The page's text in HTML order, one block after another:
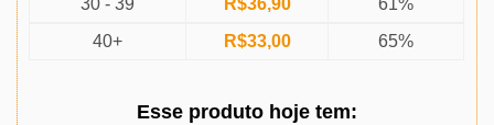
30 - 39
R$36,90
61%
40+
R$33,00 65%
Esse produto hojetem: